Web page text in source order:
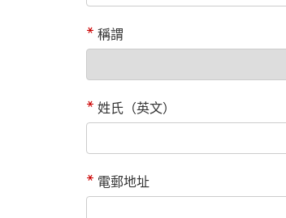
稱謂
姓氏（英文）
電郵地址